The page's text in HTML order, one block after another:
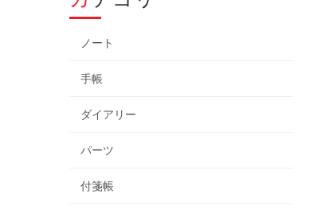
ノート
手帳
ダイアリー
パーツ
付箋帳